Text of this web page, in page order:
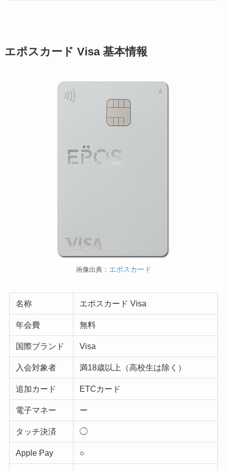
エポスカード Visa 基本情報
画像出典： エポスカード
名称 エポスカード Visa
年会費 無料
国際ブランド Visa
入会対象者 満18歳以上（高校生は除く）
追加カード ETCカード
電子マネー ー
タッチ決済 ◯
Apple Pay ○